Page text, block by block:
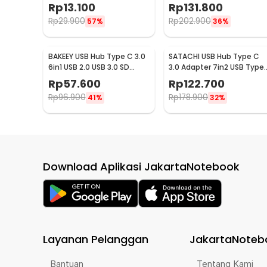
Rp13.100
Rp29.900 57%
DC516B
Rp131.800
Rp202.90036%
BAKEEY USB Hub Type C 3.0
6in1 USB 2.0 USB 3.0 SD
Micro SD HDMI PD QC - BK6
Rp57.600
Rp96.900 41%
SATACHI USB Hub Type C
3.0 Adapter 7in2 USB Type
C HDMI MicroSD PD TF - BYL-
2101
Rp122.700
Rp178.90032%
Download Aplikasi JakartaNotebook
Layanan Pelanggan
Bantuan Tentang Kami